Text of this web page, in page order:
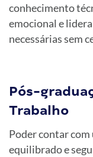
conhecimento
emocional e
necessárias sem
Pós-
Trabalho
Poder contar
equilibrado e